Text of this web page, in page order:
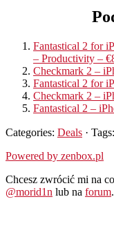
Fantastical 2 for
– Productivity –
Checkmark 2 –
Fantastical 2 for
Checkmark 2 –
Fantastical 2 –
Categories: Deals · Tags:
Powered by zenbox.pl
Chcesz zwrócić mi na
@morid1n lub na forum.